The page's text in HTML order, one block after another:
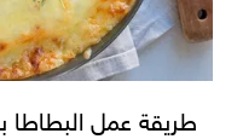
طريقة عمل البطاطا